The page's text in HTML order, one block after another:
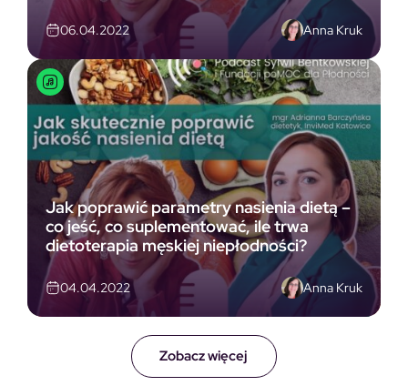
Zobacz więcej
06.04.2022 Anna Kruk
Jak poprawić parametry nasienia dietą –
co jeść, co suplementować, ile trwa
dietoterapia męskiej niepłodności?
04.04.2022 Anna Kruk